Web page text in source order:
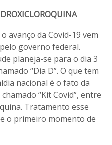
avanço da Covid-19 vem
governo federal.
planeja-se para o dia 3
“Dia D”. O que tem
nacional é o fato da
“Kit Covid”, entre
Tratamento esse
o primeiro momento de